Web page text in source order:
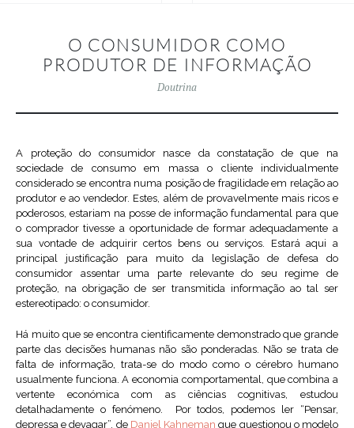
O CONSUMIDOR COMO
PRODUTOR DE INFORMAÇÃO
Doutrina
A proteção do consumidor nasce da constatação de que na
sociedade de consumo em massa o cliente individualmente
considerado se encontra numa posição de fragilidade em relação ao
produtor e ao vendedor. Estes, além de provavelmente mais ricos e
poderosos, estariam na posse de informação fundamental para que
o comprador tivesse a oportunidade de formar adequadamente a
sua vontade de adquirir certos bens ou serviços. Estará aqui a
principal justificação para muito da legislação de defesa do
consumidor assentar uma parte relevante do seu regime de
proteção, na obrigação de ser transmitida informação ao tal ser
estereotipado: o consumidor.
Há muito que se encontra cientificamente demonstrado que grande
parte das decisões humanas não são ponderadas. Não se trata de
falta de informação, trata-se do modo como o cérebro humano
usualmente funciona. A economia comportamental, que combina a
vertente económica com as ciências cognitivas, estudou
detalhadamente o fenómeno. Por todos, podemos ler “Pensar,
depressa e devagar”, de Daniel Kahneman que questionou o modelo